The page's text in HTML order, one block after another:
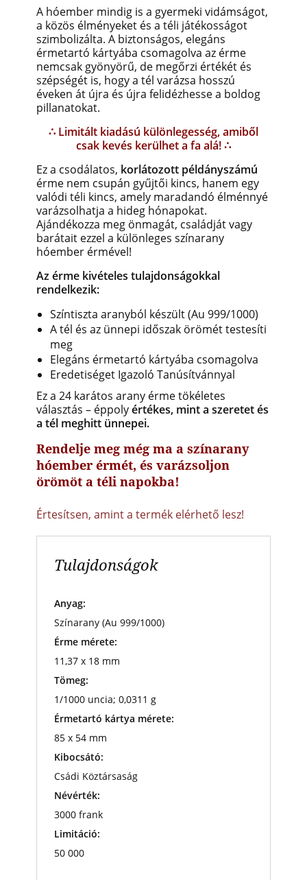
A hóember mindig is a gyermeki vidámságot,
a közös élményeket és a téli játékosságot
szimbolizálta. A biztonságos, elegáns
érmetartó kártyába csomagolva az érme
nemcsak gyönyörű, de megőrzi értékét és
szépségét is, hogy a tél varázsa hosszú
éveken át újra és újra felidézhesse a boldog
pillanatokat.
∴ Limitált kiadású különlegesség, amiből
csak kevés kerülhet a fa alá! ∴
Ez a csodálatos, korlátozott példányszámú
érme nem csupán gyűjtői kincs, hanem egy
valódi téli kincs, amely maradandó élménnyé
varázsolhatja a hideg hónapokat.
Ajándékozza meg önmagát, családját vagy
barátait ezzel a különleges színarany
hóember érmével!
Az érme kivételes tulajdonságokkal
rendelkezik:
Színtiszta aranyból készült (Au 999/1000)
A tél és az ünnepi időszak örömét testesíti
meg
Elegáns érmetartó kártyába csomagolva
Eredetiséget Igazoló Tanúsítvánnyal
Ez a 24 karátos arany érme tökéletes
választás – éppolyértékes, mint a szeretet és
a tél meghitt ünnepei.
Rendelje meg még ma a színarany
hóember érmét, és varázsoljon
örömöt a téli napokba!
Értesítsen, amint a termék elérhető lesz!
Tulajdonságok
Anyag:
Színarany (Au 999/1000)
Érme mérete:
11,37 x 18 mm
Tömeg:
1/1000 uncia; 0,0311 g
Érmetartó kártya mérete:
85 x 54 mm
Kibocsátó:
Csádi Köztársaság
Névérték:
3000 frank
Limitáció:
50 000